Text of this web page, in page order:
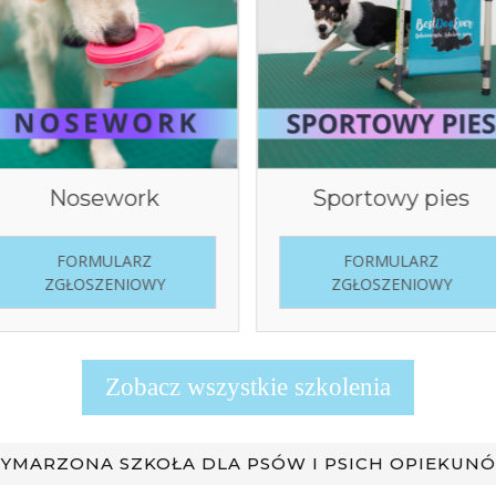
Sportowy pies
FORMULARZ
ZGŁOSZENIOWY
Obedience
FORMULARZ
ZGŁOSZENIOWY
Zobacz wszystkie szkolenia
SZKOŁA DLA PSÓW I PSICH